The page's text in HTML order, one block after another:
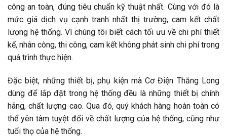
công an toàn, đúng tiêu chuẩn kỹ thuật nhất. Cùng với đó là
mức giá dịch vụ cạnh tranh nhất thị trường, cam kết chất
lượng hệ thống. Vì chúng tôi biết cách tối ưu về chi phí thiết
kế, nhân công, thi công, cam kết không phát sinh chi phí trong
quá trình thực hiện.
Đặc biệt, những thiết bị, phụ kiện mà Cơ Điện Thăng Long
dùng để lắp đặt trong hệ thống đều là những thiết bị chính
hãng, chất lượng cao. Qua đó, quý khách hàng hoàn toàn có
thể yên tâm tuyệt đối về chất lượng của hệ thống, cũng như
tuổi thọ của hệ thống.